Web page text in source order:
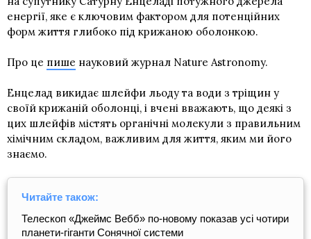
енергії, яке є ключовим фактором для потенційних
форм життя глибоко під крижаною оболонкою.
Про це пише науковий журнал Nature Astronomy.
Енцелад викидає шлейфи льоду та води з тріщин у
своїй крижаній оболонці, і вчені вважають, що деякі з
цих шлейфів містять органічні молекули з правильним
хімічним складом, важливим для життя, яким ми його
знаємо.
Читайте також:
Телескоп «Джеймс Вебб» по-новому показав усі чотири
планети-гіганти Сонячної системи